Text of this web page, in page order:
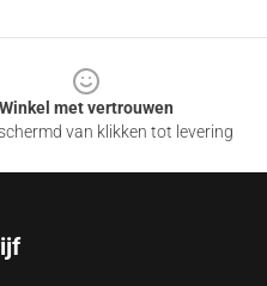
Winkel met vertrouwen
van klikken tot levering